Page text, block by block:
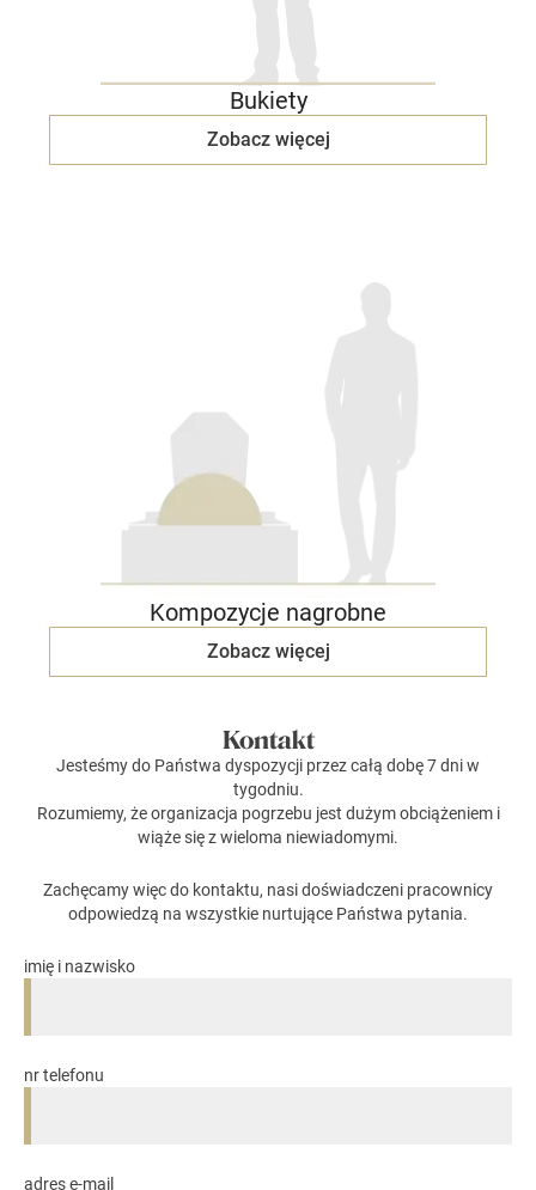
Bukiety
Zobacz więcej
Kompozycje nagrobne
Zobacz więcej
Kontakt
Jesteśmy do Państwa dyspozycji przez całą dobę 7 dni w
tygodniu.
Rozumiemy, że organizacja pogrzebu jest dużym obciążeniem i
wiąże się z wieloma niewiadomymi.
Zachęcamy więc do kontaktu, nasi doświadczeni pracownicy
odpowiedzą na wszystkie nurtujące Państwa pytania.
imię i nazwisko
nr telefonu
adres e-mail